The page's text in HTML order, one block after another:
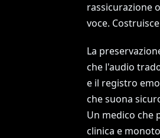
rassicurazione
voce.
La
che l'audio
e il registro
che suona
Un medico che
clinica e